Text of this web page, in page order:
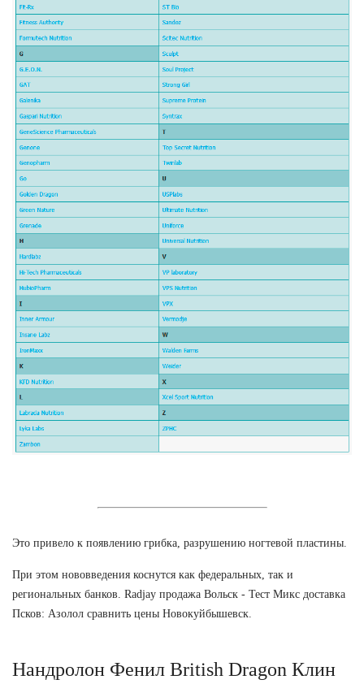
Это привело к появлению грибка, разрушению ногтевой пластины.
При этом нововведения коснутся как федеральных, так и
региональных банков. Radjay продажа Вольск - Тест Микс доставка
Псков: Азолол сравнить цены Новокуйбышевск.
Нандролон Фенил British Dragon Клин